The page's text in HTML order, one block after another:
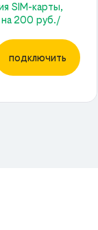
SIM-карты,
на 200 руб./
подключить